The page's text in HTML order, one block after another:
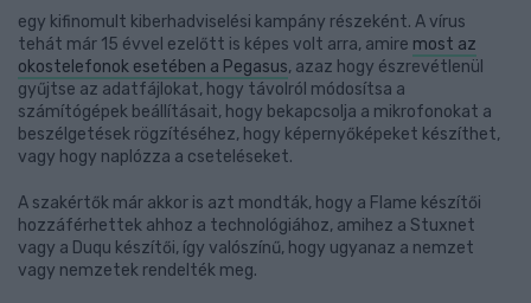
egy kifinomult kiberhadviselési kampány részeként. A vírus
tehát már 15 évvel ezelőtt is képes volt arra, amire most az
okostelefonok esetében a Pegasus, azaz hogy észrevétlenül
gyűjtse az adatfájlokat, hogy távolról módosítsa a
számítógépek beállításait, hogy bekapcsolja a mikrofonokat a
beszélgetések rögzítéséhez, hogy képernyőképeket készíthet,
vagy hogy naplózza a cseteléseket.
A szakértők már akkor is azt mondták, hogy a Flame készítői
hozzáférhettek ahhoz a technológiához, amihez a Stuxnet
vagy a Duqu készítői, így valószínű, hogy ugyanaz a nemzet
vagy nemzetek rendelték meg.